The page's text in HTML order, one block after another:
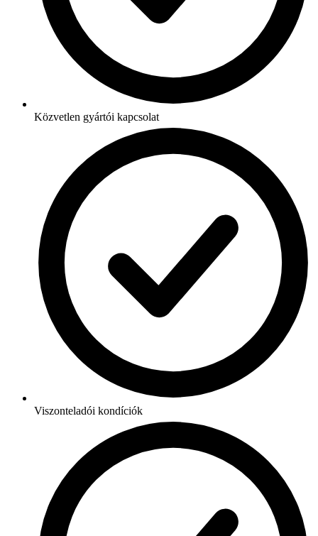
Közvetlen gyártói kapcsolat
Viszonteladói kondíciók